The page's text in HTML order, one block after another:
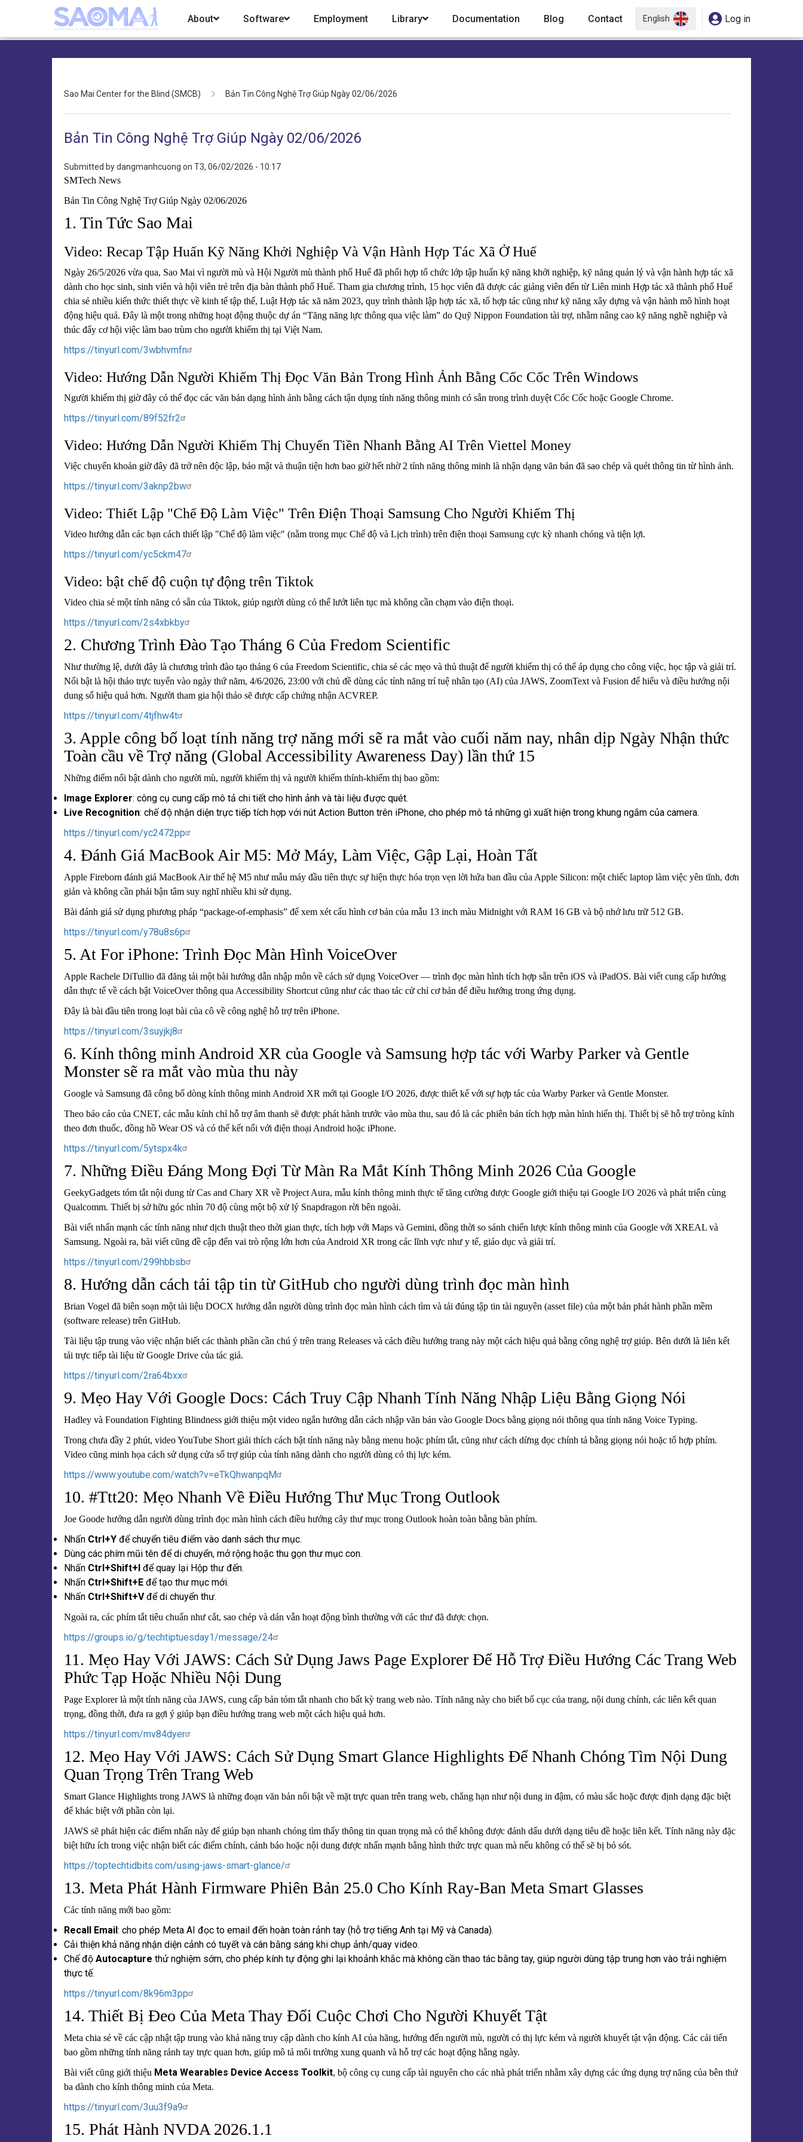
content
About Software Employment Library Documentation Blog Contact English Log in
Sao Mai Center for the Blind (SMCB) Bản Tin Công Nghệ Trợ Giúp Ngày 02/06/2026
Bản Tin Công Nghệ Trợ Giúp Ngày 02/06/2026
Submitted bydangmanhcuong on T3, 06/02/2026 - 10:17
SMTech News
Bản Tin Công Nghệ Trợ Giúp Ngày 02/06/2026
1. Tin Tức Sao Mai
Video: Recap Tập Huấn Kỹ Năng Khởi Nghiệp Và Vận Hành Hợp Tác Xã Ở Huế
Ngày 26/5/2026 vừa qua, Sao Mai vì người mù và Hội Người mù thành phố Huế đã phối hợp tổ chức lớp tập huấn kỹ năng khởi nghiệp, kỹ năng quản lý và vận hành hợp tác xã
dành cho học sinh, sinh viên và hội viên trẻ trên địa bàn thành phố Huế. Tham gia chương trình, 15 học viên đã được các giảng viên đến từ Liên minh Hợp tác xã thành phố Huế
chia sẻ nhiều kiến thức thiết thực về kinh tế tập thể, Luật Hợp tác xã năm 2023, quy trình thành lập hợp tác xã, tổ hợp tác cũng như kỹ năng xây dựng và vận hành mô hình hoạt
động hiệu quả. Đây là một trong những hoạt động thuộc dự án “Tăng năng lực thông qua việc làm” do Quỹ Nippon Foundation tài trợ, nhằm nâng cao kỹ năng nghề nghiệp và
thúc đẩy cơ hội việc làm bao trùm cho người khiếm thị tại Việt Nam.
https://tinyurl.com/3wbhvmfn
Video: Hướng Dẫn Người Khiếm Thị Đọc Văn Bản Trong Hình Ảnh Bằng Cốc Cốc Trên Windows
Người khiếm thị giờ đây có thể đọc các văn bản dạng hình ảnh bằng cách tận dụng tính năng thông minh có sẵn trong trình duyệt Cốc Cốc hoặc Google Chrome.
https://tinyurl.com/89f52fr2
Video: Hướng Dẫn Người Khiếm Thị Chuyển Tiền Nhanh Bằng AI Trên Viettel Money
Việc chuyển khoản giờ đây đã trở nên độc lập, bảo mật và thuận tiện hơn bao giờ hết nhờ 2 tính năng thông minh là nhận dạng văn bản đã sao chép và quét thông tin từ hình ảnh.
https://tinyurl.com/3aknp2bw
Video: Thiết Lập "Chế Độ Làm Việc" Trên Điện Thoại Samsung Cho Người Khiếm Thị
Video hướng dẫn các bạn cách thiết lập "Chế độ làm việc" (nằm trong mục Chế độ và Lịch trình) trên điện thoại Samsung cực kỳ nhanh chóng và tiện lợi.
https://tinyurl.com/yc5ckm47
Video: bật chế độ cuộn tự động trên Tiktok
Video chia sẻ một tính năng có sẵn của Tiktok, giúp người dùng có thể lướt liên tục mà không cần chạm vào điện thoại.
https://tinyurl.com/2s4xbkby
2. Chương Trình Đào Tạo Tháng 6 Của Fredom Scientific
Như thường lệ, dưới đây là chương trình đào tạo tháng 6 của Freedom Scientific, chia sẻ các mẹo và thủ thuật để người khiếm thị có thể áp dụng cho công việc, học tập và giải trí.
Nổi bật là hội thảo trực tuyến vào ngày thứ năm, 4/6/2026, 23:00 với chủ đề dùng các tính năng trí tuệ nhân tạo (AI) của JAWS, ZoomText và Fusion để hiểu và điều hướng nội
dung số hiệu quả hơn. Người tham gia hội thảo sẽ được cấp chứng nhận ACVREP.
https://tinyurl.com/4tjfhw4t
3. Apple công bố loạt tính năng trợ năng mới sẽ ra mắt vào cuối năm nay, nhân dịp Ngày Nhận thức
Toàn cầu về Trợ năng (Global Accessibility Awareness Day) lần thứ 15
Những điểm nổi bật dành cho người mù, người khiếm thị và người khiếm thính-khiếm thị bao gồm:
Image Explorer: công cụ cung cấp mô tả chi tiết cho hình ảnh và tài liệu được quét.
Live Recognition: chế độ nhận diện trực tiếp tích hợp với nút Action Button trên iPhone, cho phép mô tả những gì xuất hiện trong khung ngắm của camera.
https://tinyurl.com/yc2472pp
4. Đánh Giá MacBook Air M5: Mở Máy, Làm Việc, Gập Lại, Hoàn Tất
Apple Fireborn đánh giá MacBook Air thế hệ M5 như mẫu máy đầu tiên thực sự hiện thực hóa trọn vẹn lời hứa ban đầu của Apple Silicon: một chiếc laptop làm việc yên tĩnh, đơn
giản và không cần phải bận tâm suy nghĩ nhiều khi sử dụng.
Bài đánh giá sử dụng phương pháp “package-of-emphasis” để xem xét cấu hình cơ bản của mẫu 13 inch màu Midnight với RAM 16 GB và bộ nhớ lưu trữ 512 GB.
https://tinyurl.com/y78u8s6p
5. At For iPhone: Trình Đọc Màn Hình VoiceOver
Apple Rachele DiTullio đã đăng tải một bài hướng dẫn nhập môn về cách sử dụng VoiceOver — trình đọc màn hình tích hợp sẵn trên iOS và iPadOS. Bài viết cung cấp hướng
dẫn thực tế về cách bật VoiceOver thông qua Accessibility Shortcut cũng như các thao tác cử chỉ cơ bản để điều hướng trong ứng dụng.
Đây là bài đầu tiên trong loạt bài của cô về công nghệ hỗ trợ trên iPhone.
https://tinyurl.com/3suyjkj8
6. Kính thông minh Android XR của Google và Samsung hợp tác với Warby Parker và Gentle
Monster sẽ ra mắt vào mùa thu này
Google và Samsung đã công bố dòng kính thông minh Android XR mới tại Google I/O 2026, được thiết kế với sự hợp tác của Warby Parker và Gentle Monster.
Theo báo cáo của CNET, các mẫu kính chỉ hỗ trợ âm thanh sẽ được phát hành trước vào mùa thu, sau đó là các phiên bản tích hợp màn hình hiển thị. Thiết bị sẽ hỗ trợ tròng kính
theo đơn thuốc, đồng hồ Wear OS và có thể kết nối với điện thoại Android hoặc iPhone.
https://tinyurl.com/5ytspx4k
7. Những Điều Đáng Mong Đợi Từ Màn Ra Mắt Kính Thông Minh 2026 Của Google
GeekyGadgets tóm tắt nội dung từ Cas and Chary XR về Project Aura, mẫu kính thông minh thực tế tăng cường được Google giới thiệu tại Google I/O 2026 và phát triển cùng
Qualcomm. Thiết bị sở hữu góc nhìn 70 độ cùng một bộ xử lý Snapdragon rời bên ngoài.
Bài viết nhấn mạnh các tính năng như dịch thuật theo thời gian thực, tích hợp với Maps và Gemini, đồng thời so sánh chiến lược kính thông minh của Google với XREAL và
Samsung. Ngoài ra, bài viết cũng đề cập đến vai trò rộng lớn hơn của Android XR trong các lĩnh vực như y tế, giáo dục và giải trí.
https://tinyurl.com/299hbbsb
8. Hướng dẫn cách tải tập tin từ GitHub cho người dùng trình đọc màn hình
Brian Vogel đã biên soạn một tài liệu DOCX hướng dẫn người dùng trình đọc màn hình cách tìm và tải đúng tập tin tài nguyên (asset file) của một bản phát hành phần mềm
(software release) trên GitHub.
Tài liệu tập trung vào việc nhận biết các thành phần cần chú ý trên trang Releases và cách điều hướng trang này một cách hiệu quả bằng công nghệ trợ giúp. Bên dưới là liên kết
tải trực tiếp tài liệu từ Google Drive của tác giả.
https://tinyurl.com/2ra64bxx
9. Mẹo Hay Với Google Docs: Cách Truy Cập Nhanh Tính Năng Nhập Liệu Bằng Giọng Nói
Hadley và Foundation Fighting Blindness giới thiệu một video ngắn hướng dẫn cách nhập văn bản vào Google Docs bằng giọng nói thông qua tính năng Voice Typing.
Trong chưa đầy 2 phút, video YouTube Short giải thích cách bật tính năng này bằng menu hoặc phím tắt, cũng như cách dừng đọc chính tả bằng giọng nói hoặc tổ hợp phím.
Video cũng minh họa cách sử dụng cửa sổ trợ giúp của tính năng dành cho người dùng có thị lực kém.
https://www.youtube.com/watch?v=eTkQhwanpqM
10. #Ttt20: Mẹo Nhanh Về Điều Hướng Thư Mục Trong Outlook
Joe Goode hướng dẫn người dùng trình đọc màn hình cách điều hướng cây thư mục trong Outlook hoàn toàn bằng bàn phím.
Nhấn Ctrl+Y để chuyển tiêu điểm vào danh sách thư mục.
Dùng các phím mũi tên để di chuyển, mở rộng hoặc thu gọn thư mục con.
Nhấn Ctrl+Shift+I để quay lại Hộp thư đến.
Nhấn Ctrl+Shift+E để tạo thư mục mới.
Nhấn Ctrl+Shift+Vđể di chuyển thư.
Ngoài ra, các phím tắt tiêu chuẩn như cắt, sao chép và dán vẫn hoạt động bình thường với các thư đã được chọn.
https://groups.io/g/techtiptuesday1/message/24
11. Mẹo Hay Với JAWS: Cách Sử Dụng Jaws Page Explorer Để Hỗ Trợ Điều Hướng Các Trang Web
Phức Tạp Hoặc Nhiều Nội Dung
Page Explorer là một tính năng của JAWS, cung cấp bản tóm tắt nhanh cho bất kỳ trang web nào. Tính năng này cho biết bố cục của trang, nội dung chính, các liên kết quan
trọng, đồng thời, đưa ra gợi ý giúp bạn điều hướng trang web một cách hiệu quả hơn.
https://tinyurl.com/mv84dyer
12. Mẹo Hay Với JAWS: Cách Sử Dụng Smart Glance Highlights Để Nhanh Chóng Tìm Nội Dung
Quan Trọng Trên Trang Web
Smart Glance Highlights trong JAWS là những đoạn văn bản nổi bật về mặt trực quan trên trang web, chẳng hạn như nội dung in đậm, có màu sắc hoặc được định dạng đặc biệt
để khác biệt với phần còn lại.
JAWS sẽ phát hiện các điểm nhấn này để giúp bạn nhanh chóng tìm thấy thông tin quan trọng mà có thể không được đánh dấu dưới dạng tiêu đề hoặc liên kết. Tính năng này đặc
biệt hữu ích trong việc nhận biết các điểm chính, cảnh báo hoặc nội dung được nhấn mạnh bằng hình thức trực quan mà nếu không có thể sẽ bị bỏ sót.
https://toptechtidbits.com/using-jaws-smart-glance/
13. Meta Phát Hành Firmware Phiên Bản 25.0 Cho Kính Ray-Ban Meta Smart Glasses
Các tính năng mới bao gồm:
Recall Email: cho phép Meta AI đọc to email đến hoàn toàn rảnh tay (hỗ trợ tiếng Anh tại Mỹ và Canada).
Cải thiện khả năng nhận diện cảnh có tuyết và cân bằng sáng khi chụp ảnh/quay video.
Chế độ Autocapture thử nghiệm sớm, cho phép kính tự động ghi lại khoảnh khắc mà không cần thao tác bằng tay, giúp người dùng tập trung hơn vào trải nghiệm
thực tế.
https://tinyurl.com/8k96m3pp
14. Thiết Bị Đeo Của Meta Thay Đổi Cuộc Chơi Cho Người Khuyết Tật
Meta chia sẻ về các cập nhật tập trung vào khả năng truy cập dành cho kính AI của hãng, hướng đến người mù, người có thị lực kém và người khuyết tật vận động. Các cải tiến
bao gồm những tính năng rảnh tay trực quan hơn, giúp mô tả môi trường xung quanh và hỗ trợ các hoạt động hằng ngày.
Bài viết cũng giới thiệu Meta Wearables Device Access Toolkit, bộ công cụ cung cấp tài nguyên cho các nhà phát triển nhằm xây dựng các ứng dụng trợ năng của bên thứ
ba dành cho kính thông minh của Meta.
https://tinyurl.com/3uu3f9a9
15. Phát Hành NVDA 2026.1.1